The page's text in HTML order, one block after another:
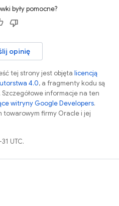
były pomocne?
opinię
tej strony jest objęta licencją
4.0, a fragmenty kodu są
. Szczegółowe informacje na ten
witryny Google Developers.
towarowym firmy Oracle i jej
UTC.